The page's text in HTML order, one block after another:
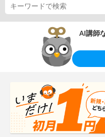
AI講師